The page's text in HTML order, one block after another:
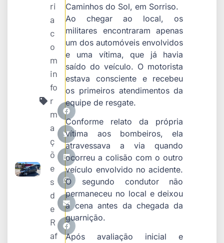
ri
a
c
o
m
in
fo
r
m
a
ç
õ
e
s
d
e
R
af
Caminhos do Sol, em Sorriso.
Ao chegar ao local, os
militares encontraram apenas
um dos automóveis envolvidos
e uma vítima, que já havia
saído do veículo. O motorista
estava consciente e recebeu
os primeiros atendimentos da
equipe de resgate.
Conforme relato da própria
vítima aos bombeiros, ela
atravessava a via quando
ocorreu a colisão com o outro
veículo envolvido no acidente.
O segundo condutor não
permaneceu no local e deixou
a cena antes da chegada da
guarnição.
Após avaliação inicial e